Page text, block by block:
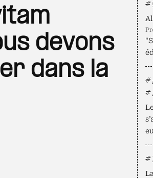
devons
dans la
#
#
#
#